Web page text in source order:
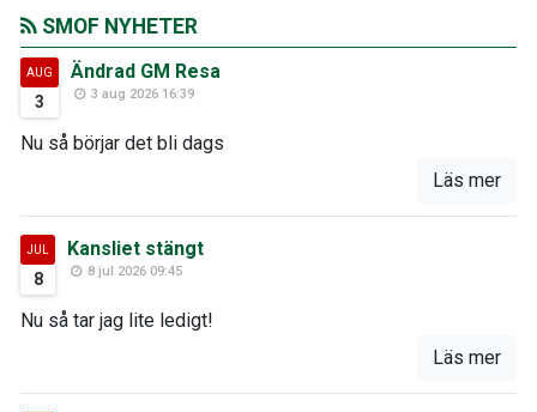
SMOF NYHETER
AUG
3
Ändrad GM Resa
3 aug 2026 16:39
Nu så börjar det bli dags
Läs mer
JUL
8
Kansliet stängt
8 jul 2026 09:45
Nu så tar jag lite ledigt!
Läs mer